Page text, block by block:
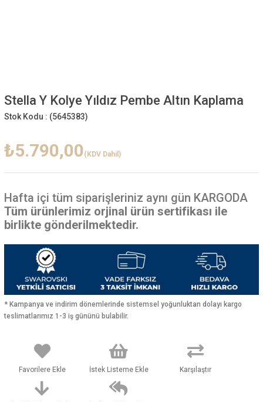
Stella Y Kolye Yıldız Pembe Altın Kaplama
Stok Kodu : (5645383)
₺5.790,00 (KDV Dahil)
Hafta içi tüm siparişleriniz aynı gün KARGODA
Tüm ürünlerimiz orjinal ürün sertifikası ile
birlikte gönderilmektedir.
* Kampanya ve indirim dönemlerinde sistemsel yoğunluktan dolayı kargo
teslimatlarımız 1-3 iş gününü bulabilir.
Favorilere Ekle İstek Listeme Ekle Karşılaştır